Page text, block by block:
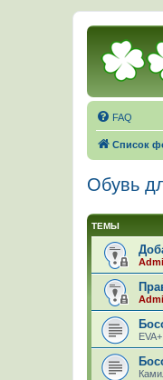
FAQ
Список
Обувь
ТЕМЫ
EVA+